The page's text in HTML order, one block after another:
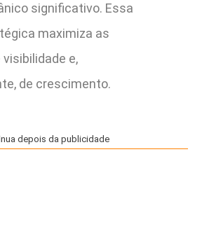
significativo. Essa
maximiza as
e,
de crescimento.
depois da publicidade